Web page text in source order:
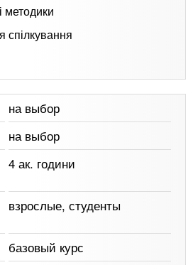
методики
спілкування
на выбор
на выбор
4 ак. години
взрослые, студенты
базовый курс